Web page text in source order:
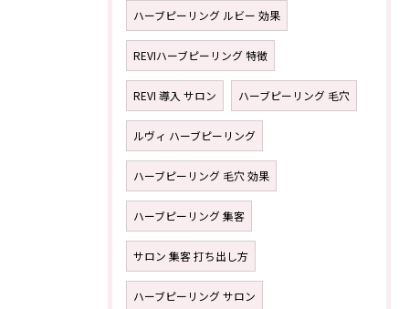
ハーブピーリング ルビー 効果
REVIハーブピーリング 特徴
REVI 導入 サロン ハーブピーリング 毛穴
ルヴィ ハーブピーリング
ハーブピーリング 毛穴 効果
ハーブピーリング 集客
サロン 集客 打ち出し方
ハーブピーリング サロン